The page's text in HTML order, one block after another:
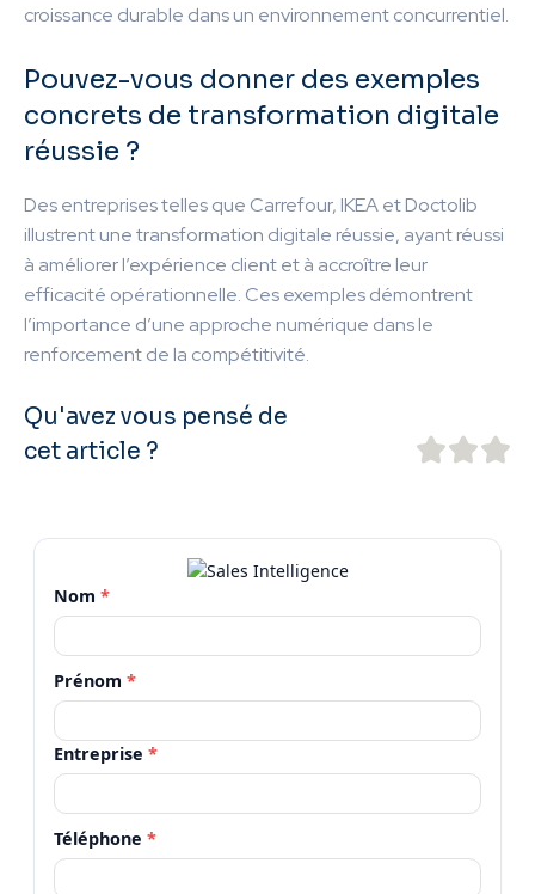
croissance durable dans un environnement concurrentiel.
Pouvez-vous donner des exemples
concrets de transformation digitale
réussie ?
Des entreprises telles que Carrefour, IKEA et Doctolib
illustrent une transformation digitale réussie, ayant réussi
à améliorer l’expérience client et à accroître leur
efficacité opérationnelle. Ces exemples démontrent
l’importance d’une approche numérique dans le
renforcement de la compétitivité.
Qu'avez vous pensé de
cet article ?
Nom *
Prénom *
Entreprise *
Téléphone *